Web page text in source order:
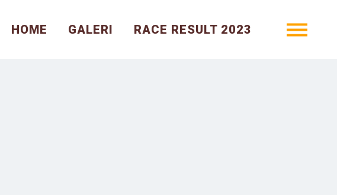
HOME GALERI RACE RESULT 2023